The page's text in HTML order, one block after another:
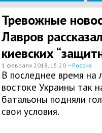
Тревожные
Лавров
киевских
1 февраля 2018, 15:20 —Россия
В последнее время на
востоке Украины так
батальоны подняли
свои условия.